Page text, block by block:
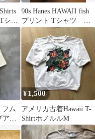
ャ
90s Hanes HAWAII fish
プリント Tシャツ
archive
ム
ア
¥ 1,500
アメリカ古着Hawaii T-
ShirtホノルルM